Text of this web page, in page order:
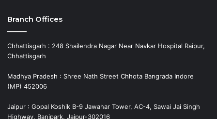
Branch Offices
Chhattisgarh : 248 Shailendra Nagar Near Navkar Hospital Raipur,
Chhattisgarh
Madhya Pradesh : Shree Nath Street Chhota Bangrada Indore
(MP) 452006
Jaipur : Gopal Koshik B-9 Jawahar Tower, AC-4, Sawai Jai Singh
Highway, Banipark, Jaipur-302016